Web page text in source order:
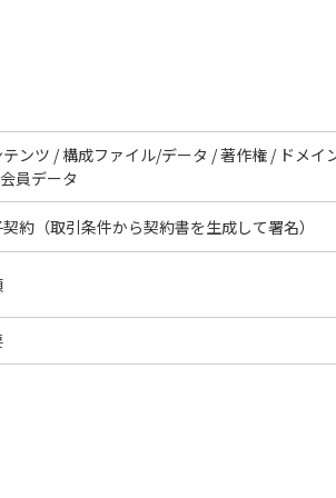
ンツ / 構成ファイル/データ / 著作権 / ドメイ
員データ
約（取引条件から契約書を生成して署名）